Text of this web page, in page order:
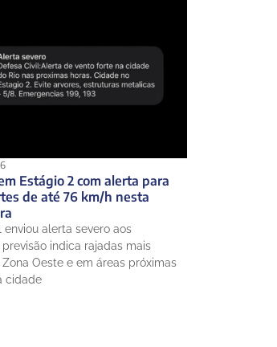
Estágio 2 com alerta para
de até 76 km/h nesta
enviou alerta severo aos
indica rajadas mais
Zona Oeste e em áreas próximas
cidade